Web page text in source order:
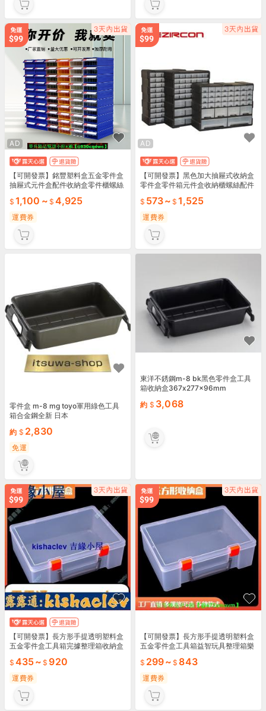
AD
【可開發票】銘豐塑料盒五金零件盒
抽屜式元件盒配件收納盒零件櫃螺絲
1,100 ~ 4,925
運費券
AD
【可開發票】黑色加大抽屜式收納盒
零件盒零件箱元件盒收納櫃螺絲配件
573~ 1,525
運費券
零件盒 m-8 mg toyo軍用綠色工具
箱合金鋼全新 日本
約
2,830
免運
東洋不銹鋼m-8 bk黑色零件盒工具
箱收納盒367x277x96mm
約
3,068
【可開發票】長方形手提透明塑料盒
五金零件盒工具箱完據整理箱收納盒
435~ 920
運費券
【可開發票】長方形手提透明塑料盒
五金零件盒工具箱益智玩具整理箱樂
299~ 843
運費券